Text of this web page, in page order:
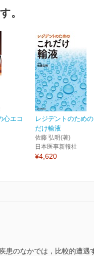
。
心エコ
レジデントのため
だけ輸液
佐藤 弘明(著)
日本医事新報社
¥4,620
のなかでは，比較的遭遇